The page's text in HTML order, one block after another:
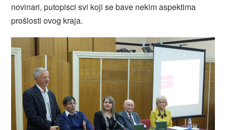
novinari, putopisci svi koji se bave nekim aspektima
prošlosti ovog kraja.